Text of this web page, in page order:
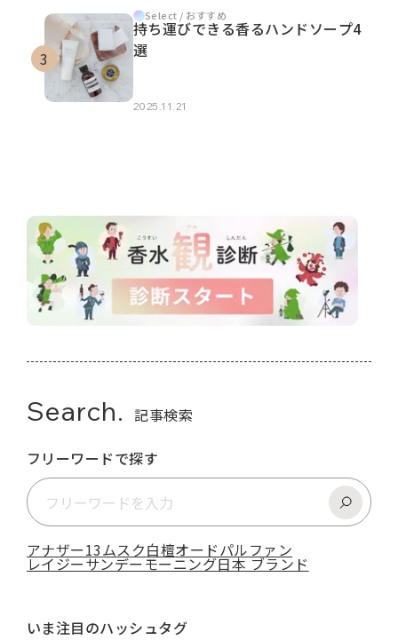
Select / おすすめ
持ち運びできる香るハンドソープ4
選
2025.11.21
Search. 記事検索
フリーワードで探す
アナザー13ムスク白檀オードパルファン
レイジーサンデーモーニング日本 ブランド
いま注目のハッシュタグ